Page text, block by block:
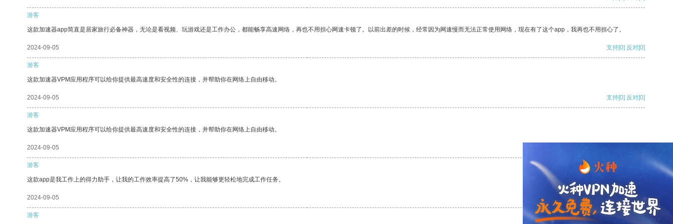
游客
这款加速器app简直是居家旅行必备神器，无论是看视频、玩游戏还是工作办公，都能畅享高速网络，再也不用担心网速卡顿了。以前出差的时候，经常因为网速慢而无法正常使用网络，现在有了这个app，我再也不用担心了。
2024-09-05 支持[0] 反对[0]
游客
这款加速器VPM应用程序可以给你提供最高速度和安全性的连接，并帮助你在网络上自由移动。
2024-09-05 支持[0] 反对[0]
游客
这款加速器VPM应用程序可以给你提供最高速度和安全性的连接，并帮助你在网络上自由移动。
2024-09-05
游客
这款app是我工作上的得力助手，让我的工作效率提高了50%，让我能够更轻松地完成工作任务。
2024-09-05 支持 [0] 反对 [0]
游客